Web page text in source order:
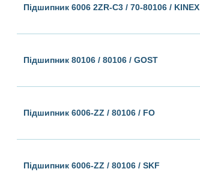
Підшипник 6006 2ZR-C3 / 70-80106 / KINEX
Підшипник 80106 / 80106 / GOST
Підшипник 6006-ZZ / 80106 / FO
Підшипник 6006-ZZ / 80106 / SKF